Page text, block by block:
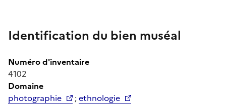
Identification du bien muséal
Numéro d'inventaire
4102
Domaine
photographie
;ethnologie